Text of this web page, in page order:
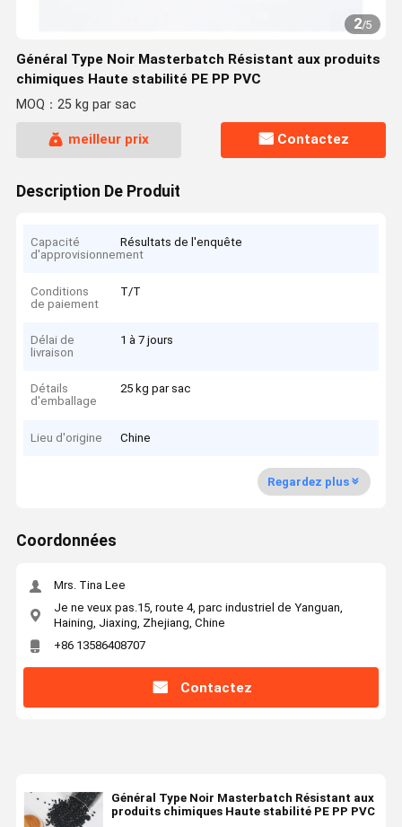
2/5
Général Type Noir Masterbatch Résistant aux produits
chimiques Haute stabilité PE PP PVC
MOQ：25 kg par sac
meilleur prix Contactez
Description De Produit
Capacité
d'approvisionnement
Résultats de l'enquête
Conditions
de paiement
T/T
Délai de
livraison
1 à 7 jours
Détails
d'emballage
25 kg par sac
Lieu d'origine Chine
Regardez plus
Coordonnées
Mrs. Tina Lee
Je ne veux pas.15, route 4, parc industriel de Yanguan,
Haining, Jiaxing, Zhejiang, Chine
+86 13586408707
Contactez
Général Type Noir Masterbatch Résistant aux
produits chimiques Haute stabilité PE PP PVC